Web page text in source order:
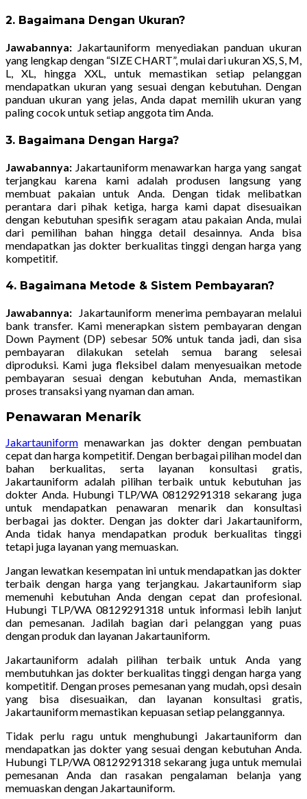
2. Bagaimana Dengan Ukuran?
Jawabannya: Jakartauniform menyediakan panduan ukuran
yang lengkap dengan “SIZE CHART”, mulai dari ukuran XS, S, M,
L, XL, hingga XXL, untuk memastikan setiap pelanggan
mendapatkan ukuran yang sesuai dengan kebutuhan. Dengan
panduan ukuran yang jelas, Anda dapat memilih ukuran yang
paling cocok untuk setiap anggota tim Anda.
3. Bagaimana Dengan Harga?
Jawabannya: Jakartauniform menawarkan harga yang sangat
terjangkau karena kami adalah produsen langsung yang
membuat pakaian untuk Anda. Dengan tidak melibatkan
perantara dari pihak ketiga, harga kami dapat disesuaikan
dengan kebutuhan spesifik seragam atau pakaian Anda, mulai
dari pemilihan bahan hingga detail desainnya. Anda bisa
mendapatkan jas dokter berkualitas tinggi dengan harga yang
kompetitif.
4. Bagaimana Metode & Sistem Pembayaran?
Jawabannya: Jakartauniform menerima pembayaran melalui
bank transfer. Kami menerapkan sistem pembayaran dengan
Down Payment (DP) sebesar 50% untuk tanda jadi, dan sisa
pembayaran dilakukan setelah semua barang selesai
diproduksi. Kami juga fleksibel dalam menyesuaikan metode
pembayaran sesuai dengan kebutuhan Anda, memastikan
proses transaksi yang nyaman dan aman.
Penawaran Menarik
Jakartauniform menawarkan jas dokter dengan pembuatan
cepat dan harga kompetitif. Dengan berbagai pilihan model dan
bahan berkualitas, serta layanan konsultasi gratis,
Jakartauniform adalah pilihan terbaik untuk kebutuhan jas
dokter Anda. Hubungi TLP/WA 08129291318 sekarang juga
untuk mendapatkan penawaran menarik dan konsultasi
berbagai jas dokter. Dengan jas dokter dari Jakartauniform,
Anda tidak hanya mendapatkan produk berkualitas tinggi
tetapi juga layanan yang memuaskan.
Jangan lewatkan kesempatan ini untuk mendapatkan jas dokter
terbaik dengan harga yang terjangkau. Jakartauniform siap
memenuhi kebutuhan Anda dengan cepat dan profesional.
Hubungi TLP/WA 08129291318 untuk informasi lebih lanjut
dan pemesanan. Jadilah bagian dari pelanggan yang puas
dengan produk dan layanan Jakartauniform.
Jakartauniform adalah pilihan terbaik untuk Anda yang
membutuhkan jas dokter berkualitas tinggi dengan harga yang
kompetitif. Dengan proses pemesanan yang mudah, opsi desain
yang bisa disesuaikan, dan layanan konsultasi gratis,
Jakartauniform memastikan kepuasan setiap pelanggannya.
Tidak perlu ragu untuk menghubungi Jakartauniform dan
mendapatkan jas dokter yang sesuai dengan kebutuhan Anda.
Hubungi TLP/WA 08129291318 sekarang juga untuk memulai
pemesanan Anda dan rasakan pengalaman belanja yang
memuaskan dengan Jakartauniform.